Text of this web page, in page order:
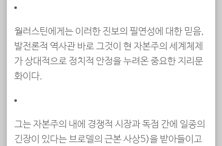
월러스틴에게는 이러한 진보의 필연성에 대한 믿음,
발전론적 역사관 바로 그것이 현 자본주의 세계체제
가 상대적으로 정치적 안정을 누려온 중요한 지리문
화이다.
그는 자본주의 내에 경쟁적 시장과 독점 간에 일종의
긴장이 있다는 브로델의 근본 사상5)을 받아들이고